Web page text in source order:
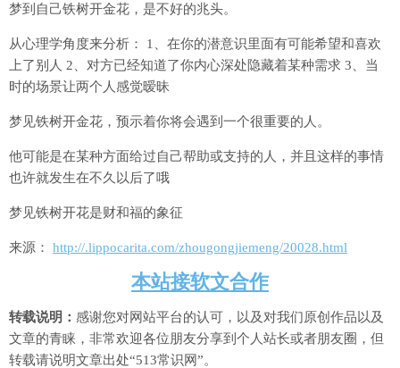
梦到自己铁树开金花，是不好的兆头。
从心理学角度来分析： 1、在你的潜意识里面有可能希望和喜欢
上了别人 2、对方已经知道了你内心深处隐藏着某种需求 3、当
时的场景让两个人感觉暧昧
梦见铁树开金花，预示着你将会遇到一个很重要的人。
他可能是在某种方面给过自己帮助或支持的人，并且这样的事情
也许就发生在不久以后了哦
梦见铁树开花是财和福的象征
来源： http://.lippocarita.com/zhougongjiemeng/20028.html
本站接软文合作
转载说明： 感谢您对网站平台的认可，以及对我们原创作品以及
文章的青睐，非常欢迎各位朋友分享到个人站长或者朋友圈，但
转载请说明文章出处“513常识网”。